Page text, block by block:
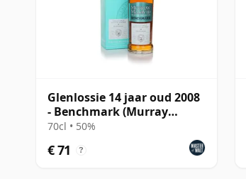
Glenlossie 14 jaar oud 2008
- Benchmark (Murray
McDavid)
70cl • 50%
€ 71 ?